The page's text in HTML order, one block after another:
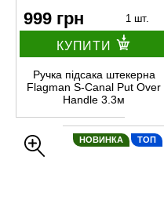
999 грн 1 шт.
КУПИТИ
Ручка підсака штекерна
Flagman S-Canal Put Over
Handle 3.3м
ТОП
НОВИНКА